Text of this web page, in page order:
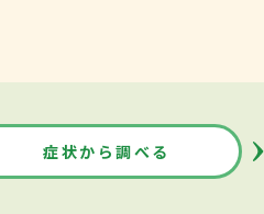
症状から調べる